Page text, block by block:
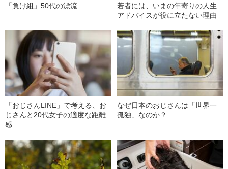
「負け組」50代の漂流
若者には、いまの年寄りの人生
アドバイスが役に立たない理由
「おじさんLINE」で考える、お
じさんと20代女子の適度な距離
感
なぜ日本のおじさんは「世界一
孤独」なのか？